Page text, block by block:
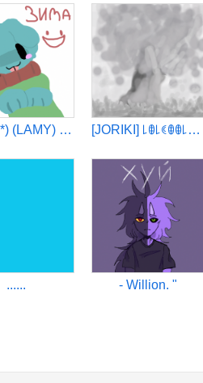
(*≧ω≦*) (LAMY) (*≧ω≦*) [JORIKI] ꒒ꂦ꒒ꀯꂦꂦ꒒ꋊꂦꋖ
...... - Willion. "